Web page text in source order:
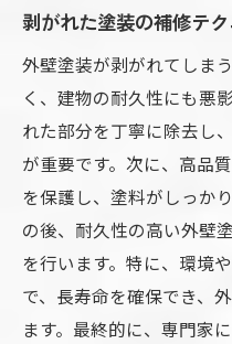
剥がれた塗装の補修テ
外壁塗装が剥がれてしま
く、建物の耐久性にも悪
れた部分を丁寧に除去し
が重要です。次に、高品
を保護し、塗料がしっか
の後、耐久性の高い外壁
を行います。特に、環境
で、長寿命を確保でき、
ます。最終的に、専門家